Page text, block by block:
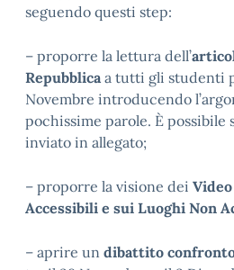
seguendo questi step:
– proporre la lettura dell’
Repubblicaa tutti gli studenti
Novembre introducendo
pochissime parole. È possibile
inviato in allegato;
– proporre la visione dei
Accessibili e sui Luoghi Non
– aprire un dibattito